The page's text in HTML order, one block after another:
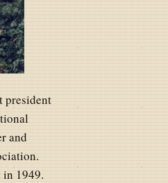
president
and
1949.